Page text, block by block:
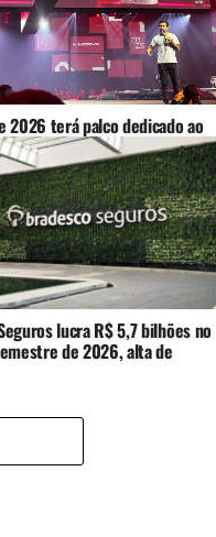
2026 terá palco dedicado ao
lucra R$ 5,7 bilhões no
de 2026, alta de